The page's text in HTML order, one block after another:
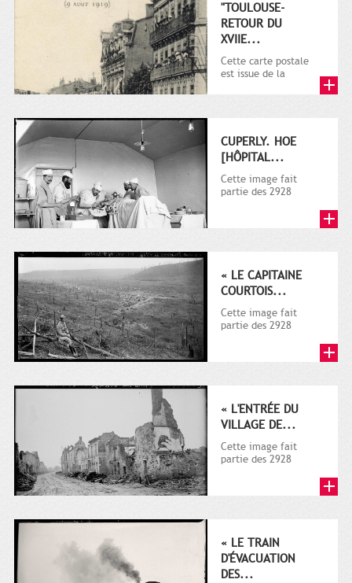
"TOULOUSE-
RETOUR DU
XVIIE...
Cette carte postale
est issue de la
CUPERLY. HOE
[HÔPITAL...
Cette image fait
partie des 2928
1914-1918)...
« LE CAPITAINE
COURTOIS...
Cette image fait
partie des 2928
1914-1918)...
« L'ENTRÉE DU
VILLAGE DE...
Cette image fait
partie des 2928
1914-1918)...
« LE TRAIN
D'ÉVACUATION
DES...